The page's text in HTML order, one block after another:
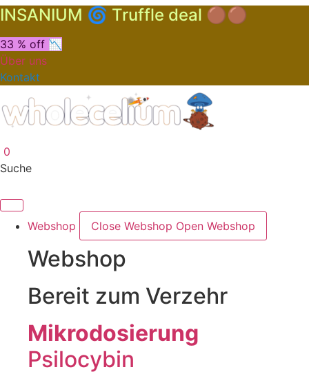
INSANIUM 🌀 Truffle deal 🟤🟤
33 % off 📉
Über uns
Kontakt
0
Suche
Webshop Close Webshop Open Webshop
Webshop
Bereit zum Verzehr
Mikrodosierung
Psilocybin